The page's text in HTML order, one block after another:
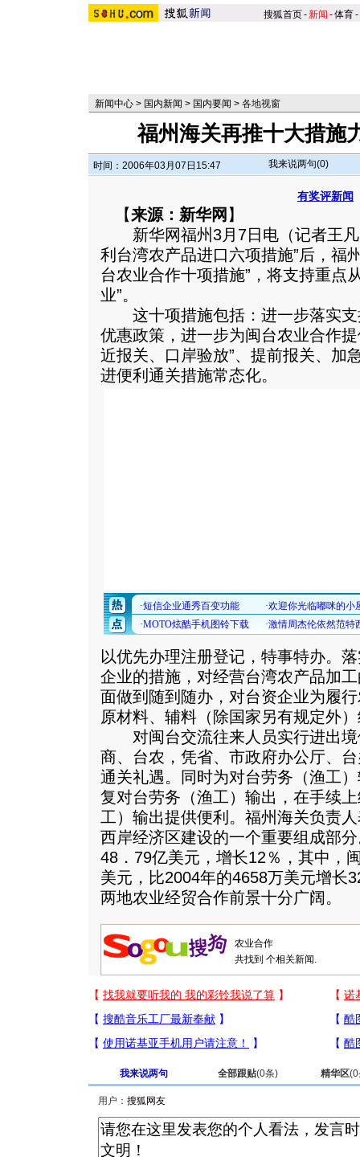
搜狐首页-新闻 -体育-
新闻中心 > 国内新闻 > 国内要闻 > 各地视窗
福州海关再推十大措施
时间：2006年03月07日15:47 我来说两句(0)
有奖评新闻
【来源：新华网 】
新华网福州3月7日电（记者王凡
利台湾农产品进口六项措施”后，福
台农业合作十项措施”，将支持重点
业”。
这十项措施包括：进一步落实支
优惠政策，进一步为闽台农业合作
近报关、口岸验放”、提前报关、加
进便利通关措施常态化。
以优先办理注册登记，特事特办。
企业的措施，对经营台湾农产品加
面做到随到随办，对台资企业为履
原材料、辅料（除国家另有规定外
对闽台交流往来人员实行进出境
商、台农，凭省、市政府办公厅、
通关礼遇。同时为对台劳务（渔工
复对台劳务（渔工）输出，在手续
工）输出提供便利。福州海关负责
西岸经济区建设的一个重要组成部
48．79亿美元，增长12％，其中，
美元，比2004年的4658万美元增长
两地农业经贸合作前景十分广阔。
共找到 个相关新闻.
我来说两句 全部跟贴(0条) 精华区(0
用户：